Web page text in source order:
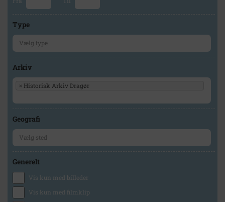
Type
Arkiv
× Historisk Arkiv Dragør
Geografi
Generelt
Vis kun med billeder
Vis kun med filmklip